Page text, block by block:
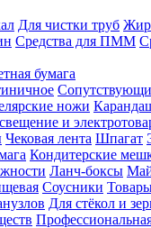
Для чистки труб
Средства для ПММ
бумага
ножи
и
Чековая лента Шпагат
Кондитерские
Ланч-боксы
Соусники
Для стёкол и